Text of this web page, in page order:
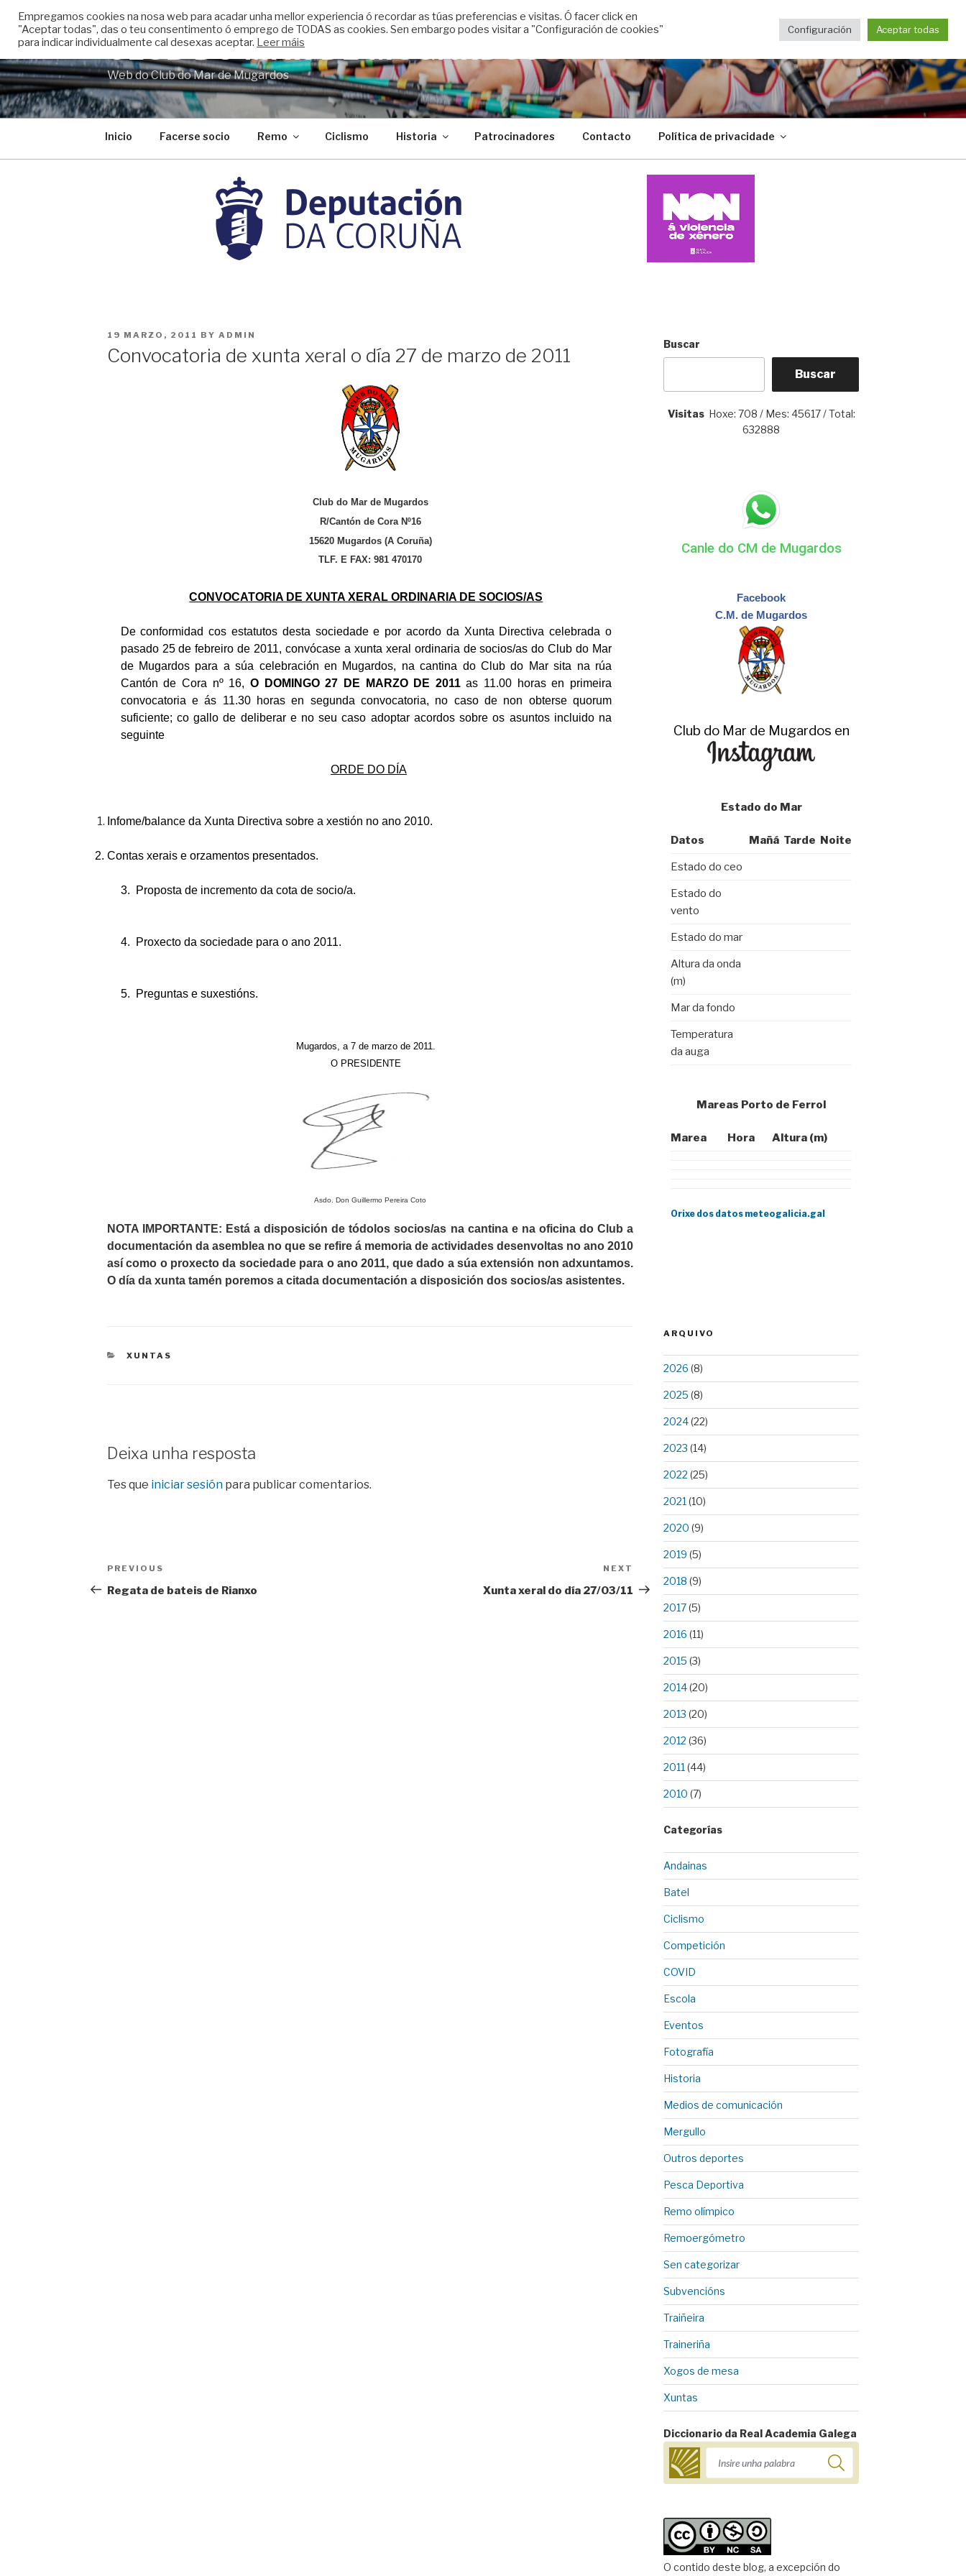
content
CLUB DO MAR DE MUGARDOS
Web do Club do Mar de Mugardos
Inicio Facerse socio Remo Ciclismo Historia Patrocinadores Contacto Política de privacidade
POSTED
19 MARZO, 2011 BY ADMIN
Convocatoria de xunta xeral o día 27 de marzo de 2011
Club do Mar de Mugardos
R/Cantón de Cora Nº16
15620 Mugardos (A Coruña)
TLF. E FAX: 981 470170
CONVOCATORIA DE XUNTA XERAL ORDINARIA DE SOCIOS/AS
De conformidad cos estatutos desta sociedade e por acordo da Xunta Directiva celebrada o
pasado 25 de febreiro de 2011, convócase a xunta xeral ordinaria de socios/as do Club do Mar
de Mugardos para a súa celebración en Mugardos, na cantina do Club do Mar sita na rúa
Cantón de Cora nº 16, O DOMINGO 27 DE MARZO DE 2011as 11.00 horas en primeira
convocatoria e ás 11.30 horas en segunda convocatoria, no caso de non obterse quorum
suficiente; co gallo de deliberar e no seu caso adoptar acordos sobre os asuntos incluido na
seguinte
ORDE DO DÍA
Infome/balance da Xunta Directiva sobre a xestión no ano 2010.
Contas xerais e orzamentos presentados.
3. Proposta de incremento da cota de socio/a.
4. Proxecto da sociedade para o ano 2011.
5. Preguntas e suxestións.
Mugardos, a 7 de marzo de 2011.
O PRESIDENTE
Asdo. DonGuillermo Pereira Coto
NOTA IMPORTANTE: Está a disposición de tódolos socios/as na cantina e na oficina do Club a
documentación da asemblea no que se refire á memoria de actividades desenvoltas no ano 2010
así como o proxecto da sociedade para o ano 2011, que dado a súa extensión non adxuntamos.
O día da xunta tamén poremos a citada documentación a disposición dos socios/as asistentes.
CATEGORIES
XUNTAS
Deixa unha resposta
Tes que iniciar sesiónpara publicar comentarios.
Navegación
de
Previous
Post
PREVIOUS
Regata de bateis de Rianxo
Post
NEXT
Xunta xeral do día 27/03/11
Buscar
Buscar
VisitasHoxe: 708 / Mes: 45617 / Total:
632888
Canle do CM de Mugardos
Facebook
C.M. de Mugardos
Club do Mar de Mugardos en
ARQUIVO
2026 (8)
2025 (8)
2024(22)
2023 (14)
2022 (25)
2021 (10)
2020 (9)
2019 (5)
2018 (9)
2017(5)
2016 (11)
2015 (3)
2014(20)
2013 (20)
2012 (36)
2011 (44)
2010 (7)
Categorías
Andainas
Batel
Ciclismo
Competición
COVID
Escola
Eventos
Fotografía
Historia
Medios de comunicación
Mergullo
Outros deportes
Pesca Deportiva
Remo olímpico
Remoergómetro
Sen categorizar
Subvencións
Traiñeira
Traineriña
Xogos de mesa
Xuntas
Diccionario da Real Academia Galega
O contido deste blog, a excepción do
Empregamos cookies na nosa web para acadar unha mellor experiencia ó recordar as túas preferencias e visitas. Ó facer click en
"Aceptar todas", das o teu consentimento ó emprego de TODAS as cookies. Sen embargo podes visitar a "Configuración de cookies"
para indicar individualmente cal desexas aceptar. Leer máis
Configuración Aceptar todas